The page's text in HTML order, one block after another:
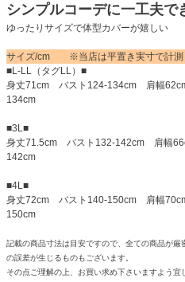
シンプルコーデに一工夫で
ゆったりサイズで体型カバーが嬉しい
サイズ/cm ※当店は平置き実寸で計測
■L-LL（タグLL）■
身丈71cm バスト124-134cm 肩幅
134cm
■3L■
身丈71.5cm バスト132-142cm 肩幅
142cm
■4L■
身丈72cm バスト140-150cm 肩幅
150cm
記載の商品寸法は目安ですので、全ての商品が
の誤差が生じるものもございます。
その点ご理解の上、お買い求め下さいますよう宜